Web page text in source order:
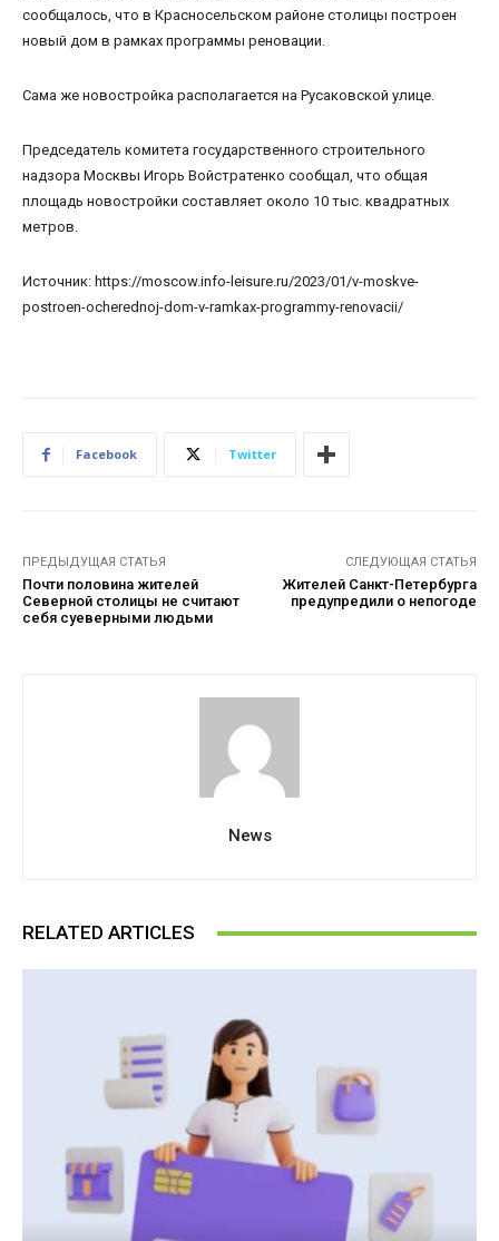
сообщалось, что в Красносельском районе столицы построен
новый дом в рамках программы реновации.
Сама же новостройка располагается на Русаковской улице.
Председатель комитета государственного строительного
надзора Москвы Игорь Войстратенко сообщал, что общая
площадь новостройки составляет около 10 тыс. квадратных
метров.
Источник: https://moscow.info-leisure.ru/2023/01/v-moskve-
postroen-ocherednoj-dom-v-ramkax-programmy-renovacii/
Facebook Twitter
ПРЕДЫДУЩАЯ СТАТЬЯ
Почти половина жителей
Северной столицы не считают
себя суеверными людьми
СЛЕДУЮЩАЯ СТАТЬЯ
Жителей Санкт-Петербурга
предупредили о непогоде
News
RELATED ARTICLES